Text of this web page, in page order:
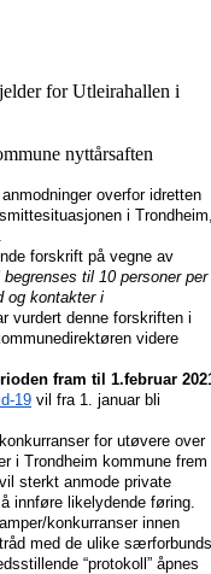
for Utleirahallen i
nyttårsaften
overfor idretten
i
forskrift på vegne av
til 10 personer per
og kontakter i
vurdert denne forskriften i
videre
fram til 1.februar
19 vil fra 1. januar bli
for utøvere over
i Trondheim kommune frem
sterkt anmode private
innføre likelydende føring.
konkurranser innen
med de ulike særforbunds
“protokoll” åpnes